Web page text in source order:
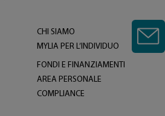
CHI SIAMO
MYLIA PER L’INDIVIDUO
FONDI E FINANZIAMENTI
AREA PERSONALE
COMPLIANCE